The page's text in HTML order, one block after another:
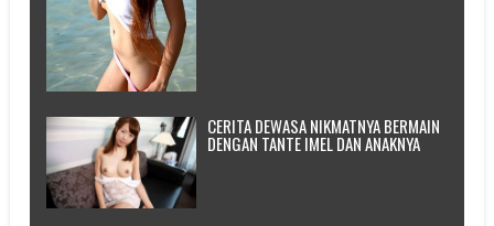
CERITA DEWASA NIKMATNYA BERMAIN
DENGAN TANTE IMEL DAN ANAKNYA